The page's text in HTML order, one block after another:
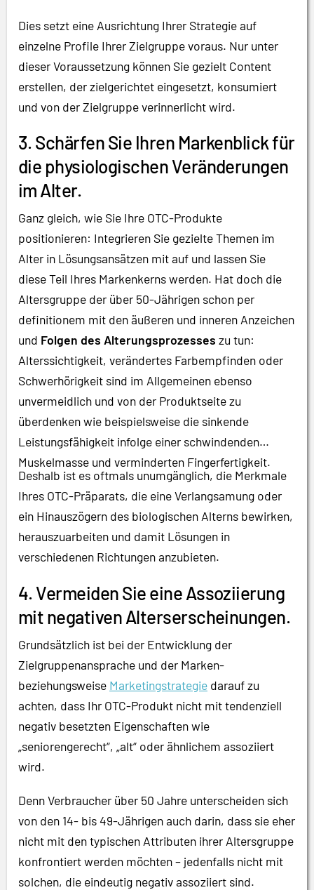
Dies setzt eine Ausrichtung Ihrer Strategie auf
einzelne Profile Ihrer Zielgruppe voraus. Nur unter
dieser Voraussetzung können Sie gezielt Content
erstellen, der zielgerichtet eingesetzt, konsumiert
und von der Zielgruppe verinnerlicht wird.
3. Schärfen Sie Ihren Markenblick für
die physiologischen Veränderungen
im Alter.
Ganz gleich, wie Sie Ihre OTC-Produkte
positionieren: Integrieren Sie gezielte Themen im
Alter in Lösungsansätzen mit auf und lassen Sie
diese Teil Ihres Markenkerns werden. Hat doch die
Altersgruppe der über 50-Jährigen schon per
definitionem mit den äußeren und inneren Anzeichen
und Folgen des Alterungsprozesses zu tun:
Alterssichtigkeit, verändertes Farbempfinden oder
Schwerhörigkeit sind im Allgemeinen ebenso
unvermeidlich und von der Produktseite zu
überdenken wie beispielsweise die sinkende
Leistungsfähigkeit infolge einer schwindenden
Muskelmasse und verminderten Fingerfertigkeit.
Deshalb ist es oftmals unumgänglich, die Merkmale
Ihres OTC-Präparats, die eine Verlangsamung oder
ein Hinauszögern des biologischen Alterns bewirken,
herauszuarbeiten und damit Lösungen in
verschiedenen Richtungen anzubieten.
4. Vermeiden Sie eine Assoziierung
mit negativen Alterserscheinungen.
Grundsätzlich ist bei der Entwicklung der
Zielgruppenansprache und der Marken-
beziehungsweise Marketingstrategie darauf zu
achten, dass Ihr OTC-Produkt nicht mit tendenziell
negativ besetzten Eigenschaften wie
„seniorengerecht“, „alt“ oder ähnlichem assoziiert
wird.
Denn Verbraucher über 50 Jahre unterscheiden sich
von den 14- bis 49-Jährigen auch darin, dass sie eher
nicht mit den typischen Attributen ihrer Altersgruppe
konfrontiert werden möchten – jedenfalls nicht mit
solchen, die eindeutig negativ assoziiert sind.